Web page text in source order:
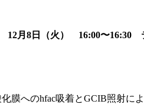
12月8日（火） 16:00〜16:30
膜へのhfac吸着とGCIB照射に